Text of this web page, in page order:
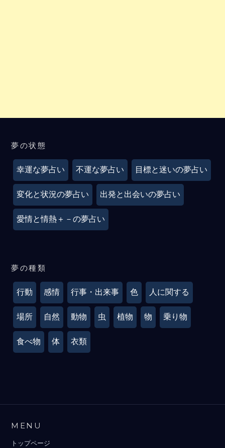
夢の状態
幸運な夢占い 不運な夢占い 目標と迷いの夢占い
変化と状況の夢占い 出発と出会いの夢占い
愛情と情熱＋－の夢占い
夢の種類
行動 感情 行事・出来事 色 人に関する
場所 自然 動物 虫 植物 物 乗り物
食べ物 体 衣類
MENU
トップページ